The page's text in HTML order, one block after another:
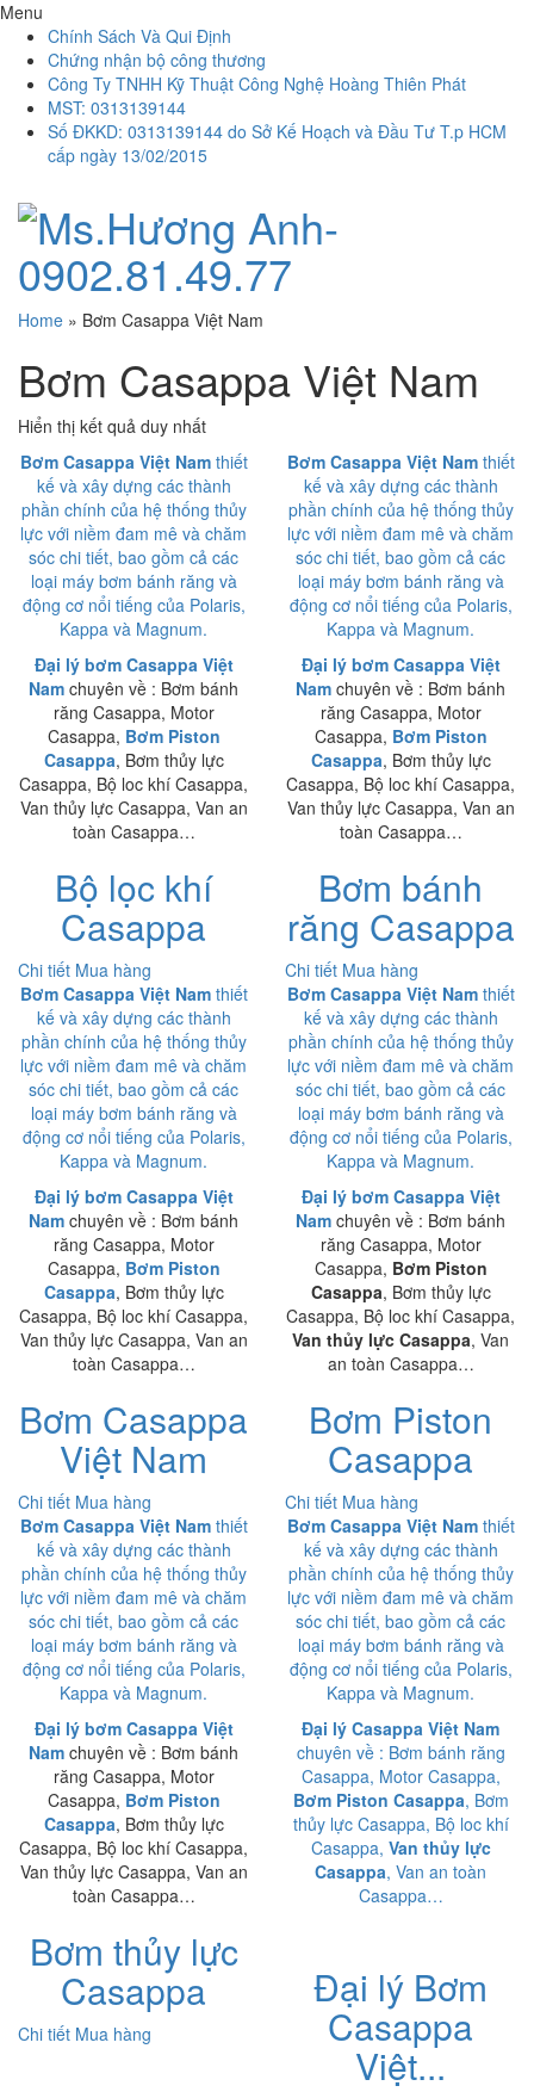
Menu
Chính Sách Và Qui Định
Chứng nhận bộ công thương
Công Ty TNHH Kỹ Thuật Công Nghệ Hoàng Thiên Phát
MST: 0313139144
Số ĐKKD: 0313139144 do Sở Kế Hoạch và Đầu Tư T.p HCM
cấp ngày 13/02/2015
Home » Bơm Casappa Việt Nam
Bơm Casappa Việt Nam
Hiển thị kết quả duy nhất
Bơm Casappa Việt Namthiết
kế và xây dựng các thành
phần chính của hệ thống thủy
lực với niềm đam mê và chăm
sóc chi tiết, bao gồm cả các
loại máy bơm bánh răng và
động cơ nổi tiếng của Polaris,
Kappa và Magnum.
Đại lý bơm Casappa Việt
Nam chuyên về : Bơm bánh
răng Casappa, Motor
Casappa, Bơm Piston
Casappa, Bơm thủy lực
Casappa, Bộ loc khí Casappa,
Van thủy lực Casappa, Van an
toàn Casappa…
Bộ lọc khí
Casappa
Chi tiết Mua hàng
Bơm Casappa Việt Namthiết
kế và xây dựng các thành
phần chính của hệ thống thủy
lực với niềm đam mê và chăm
sóc chi tiết, bao gồm cả các
loại máy bơm bánh răng và
động cơ nổi tiếng của Polaris,
Kappa và Magnum.
Đại lý bơm Casappa Việt
Nam chuyên về : Bơm bánh
răng Casappa, Motor
Casappa, Bơm Piston
Casappa, Bơm thủy lực
Casappa, Bộ loc khí Casappa,
Van thủy lực Casappa, Van an
toàn Casappa…
Bơm bánh
răng Casappa
Chi tiết Mua hàng
Bơm Casappa Việt Namthiết
kế và xây dựng các thành
phần chính của hệ thống thủy
lực với niềm đam mê và chăm
sóc chi tiết, bao gồm cả các
loại máy bơm bánh răng và
động cơ nổi tiếng của Polaris,
Kappa và Magnum.
Đại lý bơm Casappa Việt
Nam chuyên về : Bơm bánh
răng Casappa, Motor
Casappa, Bơm Piston
Casappa, Bơm thủy lực
Casappa, Bộ loc khí Casappa,
Van thủy lực Casappa, Van an
toàn Casappa…
Bơm Casappa
Việt Nam
Chi tiết Mua hàng
Bơm Casappa Việt Namthiết
kế và xây dựng các thành
phần chính của hệ thống thủy
lực với niềm đam mê và chăm
sóc chi tiết, bao gồm cả các
loại máy bơm bánh răng và
động cơ nổi tiếng của Polaris,
Kappa và Magnum.
Đại lý bơm Casappa Việt
Nam chuyên về : Bơm bánh
răng Casappa, Motor
Casappa, Bơm Piston
Casappa, Bơm thủy lực
Casappa, Bộ loc khí Casappa,
Van thủy lực Casappa, Van
an toàn Casappa…
Bơm Piston
Casappa
Chi tiết Mua hàng
Bơm Casappa Việt Namthiết
kế và xây dựng các thành
phần chính của hệ thống thủy
lực với niềm đam mê và chăm
sóc chi tiết, bao gồm cả các
loại máy bơm bánh răng và
động cơ nổi tiếng của Polaris,
Kappa và Magnum.
Đại lý bơm Casappa Việt
Nam chuyên về : Bơm bánh
răng Casappa, Motor
Casappa, Bơm Piston
Casappa, Bơm thủy lực
Casappa, Bộ loc khí Casappa,
Van thủy lực Casappa, Van an
toàn Casappa…
Bơm thủy lực
Casappa
Chi tiết Mua hàng
Bơm Casappa Việt Namthiết
kế và xây dựng các thành
phần chính của hệ thống thủy
lực với niềm đam mê và chăm
sóc chi tiết, bao gồm cả các
loại máy bơm bánh răng và
động cơ nổi tiếng của Polaris,
Kappa và Magnum.
Đại lý Casappa Việt Nam
chuyên về : Bơm bánh răng
Casappa, Motor Casappa,
Bơm Piston Casappa, Bơm
thủy lực Casappa, Bộ loc khí
Casappa, Van thủy lực
Casappa, Van an toàn
Casappa…
Đại lý Bơm
Casappa
Việt...